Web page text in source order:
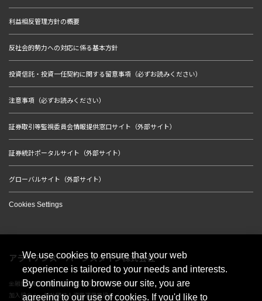
利益相反管理方針の概要
反社会的勢力への対応に係る基本方針
投資信託・投資一任契約に関する留意事項（必ずお読みください）
注意事項（必ずお読みください）
証券取引等監視委員会情報提供窓口サイト（外部サイト）
証券統計ポータルサイト（外部サイト）
グローバルサイト（外部サイト）
Cookies Settings
アライアンス・バーンスタイン株式会社
金融商品取引業者 関東財務局長（金商）第303号
加入協会：一般社団法人資産運用業協会／
We use cookies to ensure that your web
experience is tailored to your needs and interests.
By continuing to browse our site, you are
agreeing to our use of cookies. If you'd like to